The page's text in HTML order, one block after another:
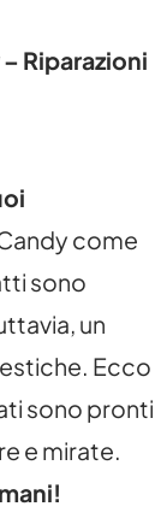
Riparazioni
come
sono
un
Ecco
sono pronti
e mirate.